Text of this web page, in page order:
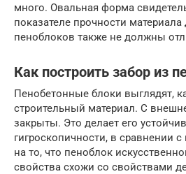
много. Овальная форма
показателе прочности
пеноблоков также не должны
Как построить забор из
Пенобетонные блоки выглядят,
строительный материал. С
закрыты. Это делает его
гигроскопичности, в сравнении
на то, что пеноблок
свойства схожи со свойствами